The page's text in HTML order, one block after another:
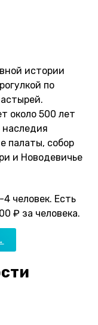
истории
по
около 500 лет
наследия
палаты, собор
и Новодевичье
человек. Есть
₽ за человека.